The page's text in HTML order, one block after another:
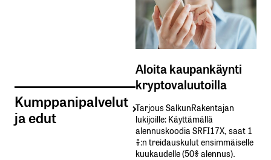
Kumppanipalvelut
ja edut
Aloita kaupankäynti
kryptovaluutoilla
Tarjous SalkunRakentajan
lukijoille: Käyttämällä​ ​
alennuskoodia​ ​SRFI17X,​ ​saat​ ​1
%:n treidauskulut​ ​ensimmäiselle​ ​
kuukaudelle​ ​(50%​ ​alennus).